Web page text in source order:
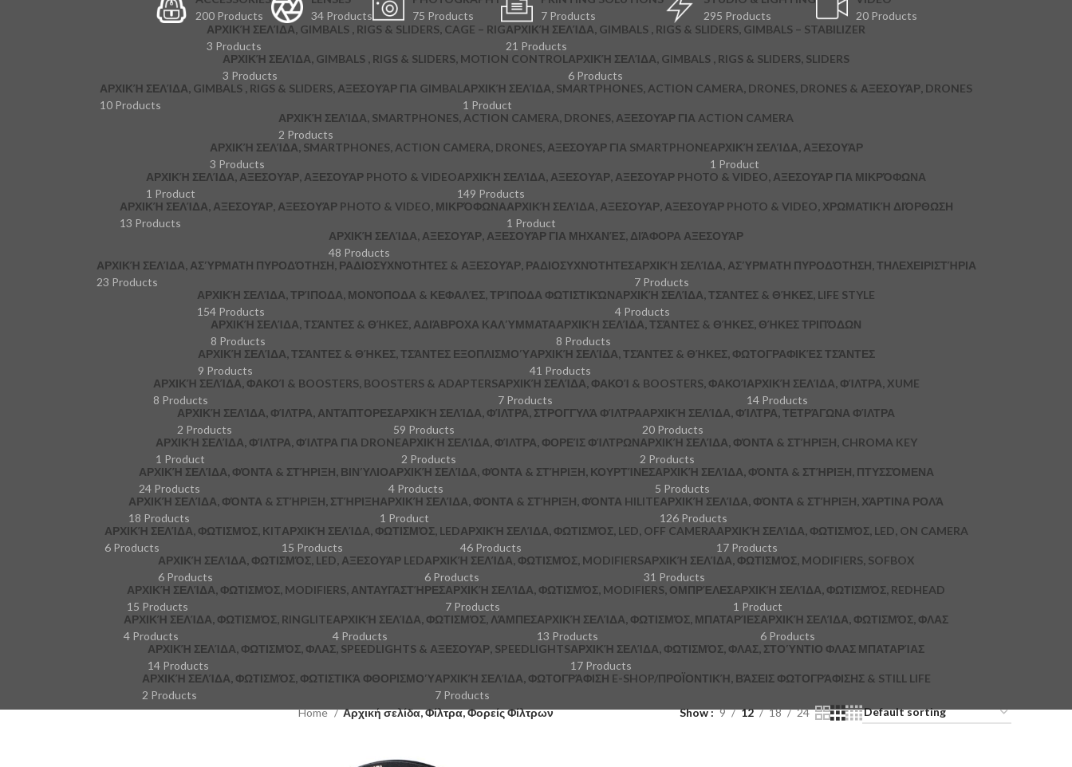
200 Products
34 Products
75 Products
7 Products
295 Products
20 Products
ΑΡΧΙΚΉ ΣΕΛΊΔΑ, GIMBALS , RIGS & SLIDERS, CAGE – RIG
3 Products
ΑΡΧΙΚΉ ΣΕΛΊΔΑ, GIMBALS , RIGS & SLIDERS, GIMBALS – STABILIZER
21 Products
ΑΡΧΙΚΉ ΣΕΛΊΔΑ, GIMBALS , RIGS & SLIDERS, MOTION CONTROL
3 Products
ΑΡΧΙΚΉ ΣΕΛΊΔΑ, GIMBALS , RIGS & SLIDERS, SLIDERS
6 Products
ΑΡΧΙΚΉ ΣΕΛΊΔΑ, GIMBALS , RIGS & SLIDERS, ΑΞΕΣΟΥΆΡ ΓΙΑ GIMBAL
10 Products
ΑΡΧΙΚΉ ΣΕΛΊΔΑ, SMARTPHONES, ACTION CAMERA, DRONES, DRONES & ΑΞΕΣΟΥΆΡ, DRONES
1 Product
ΑΡΧΙΚΉ ΣΕΛΊΔΑ, SMARTPHONES, ACTION CAMERA, DRONES, ΑΞΕΣΟΥΆΡ ΓΙΑ ACTION CAMERA
2 Products
ΑΡΧΙΚΉ ΣΕΛΊΔΑ, SMARTPHONES, ACTION CAMERA, DRONES, ΑΞΕΣΟΥΆΡ ΓΙΑ SMARTPHONE
3 Products
ΑΡΧΙΚΉ ΣΕΛΊΔΑ, ΑΞΕΣΟΥΆΡ
1 Product
ΑΡΧΙΚΉ ΣΕΛΊΔΑ, ΑΞΕΣΟΥΆΡ, ΑΞΕΣΟΥΆΡ PHOTO & VIDEO
1 Product
ΑΡΧΙΚΉ ΣΕΛΊΔΑ, ΑΞΕΣΟΥΆΡ, ΑΞΕΣΟΥΆΡ PHOTO & VIDEO, ΑΞΕΣΟΥΆΡ ΓΙΑ ΜΙΚΡΌΦΩΝΑ
149 Products
ΑΡΧΙΚΉ ΣΕΛΊΔΑ, ΑΞΕΣΟΥΆΡ, ΑΞΕΣΟΥΆΡ PHOTO & VIDEO, ΜΙΚΡΌΦΩΝΑ
13 Products
ΑΡΧΙΚΉ ΣΕΛΊΔΑ, ΑΞΕΣΟΥΆΡ, ΑΞΕΣΟΥΆΡ PHOTO & VIDEO, ΧΡΩΜΑΤΙΚΉ ΔΙΌΡΘΩΣΗ
1 Product
ΑΡΧΙΚΉ ΣΕΛΊΔΑ, ΑΞΕΣΟΥΆΡ, ΑΞΕΣΟΥΆΡ ΓΙΑ ΜΗΧΑΝΈΣ, ΔΙΆΦΟΡΑ ΑΞΕΣΟΥΆΡ
48 Products
ΑΡΧΙΚΉ ΣΕΛΊΔΑ, ΑΣΎΡΜΑΤΗ ΠΥΡΟΔΌΤΗΣΗ, ΡΑΔΙΟΣΥΧΝΌΤΗΤΕΣ & ΑΞΕΣΟΥΆΡ, ΡΑΔΙΟΣΥΧΝΌΤΗΤΕΣ
23 Products
ΑΡΧΙΚΉ ΣΕΛΊΔΑ, ΑΣΎΡΜΑΤΗ ΠΥΡΟΔΌΤΗΣΗ, ΤΗΛΕΧΕΙΡΙΣΤΉΡΙΑ
7 Products
ΑΡΧΙΚΉ ΣΕΛΊΔΑ, ΤΡΊΠΟΔΑ, ΜΟΝΌΠΟΔΑ & ΚΕΦΑΛΈΣ, ΤΡΊΠΟΔΑ ΦΩΤΙΣΤΙΚΏΝ
154 Products
ΑΡΧΙΚΉ ΣΕΛΊΔΑ, ΤΣΆΝΤΕΣ & ΘΉΚΕΣ, LIFE STYLE
4 Products
ΑΡΧΙΚΉ ΣΕΛΊΔΑ, ΤΣΆΝΤΕΣ & ΘΉΚΕΣ, ΑΔΙΆΒΡΟΧΑ ΚΑΛΎΜΜΑΤΑ
8 Products
ΑΡΧΙΚΉ ΣΕΛΊΔΑ, ΤΣΆΝΤΕΣ & ΘΉΚΕΣ, ΘΉΚΕΣ ΤΡΙΠΌΔΩΝ
8 Products
ΑΡΧΙΚΉ ΣΕΛΊΔΑ, ΤΣΆΝΤΕΣ & ΘΉΚΕΣ, ΤΣΆΝΤΕΣ ΕΞΟΠΛΙΣΜΟΎ
9 Products
ΑΡΧΙΚΉ ΣΕΛΊΔΑ, ΤΣΆΝΤΕΣ & ΘΉΚΕΣ, ΦΩΤΟΓΡΑΦΙΚΈΣ ΤΣΆΝΤΕΣ
41 Products
ΑΡΧΙΚΉ ΣΕΛΊΔΑ, ΦΑΚΟΊ & BOOSTERS, BOOSTERS & ADAPTERS
8 Products
ΑΡΧΙΚΉ ΣΕΛΊΔΑ, ΦΑΚΟΊ & BOOSTERS, ΦΑΚΟΊ
7 Products
ΑΡΧΙΚΉ ΣΕΛΊΔΑ, ΦΊΛΤΡΑ, XUME
14 Products
ΑΡΧΙΚΉ ΣΕΛΊΔΑ, ΦΊΛΤΡΑ, ΑΝΤΆΠΤΟΡΕΣ
2 Products
ΑΡΧΙΚΉ ΣΕΛΊΔΑ, ΦΊΛΤΡΑ, ΣΤΡΟΓΓΥΛΆ ΦΊΛΤΡΑ
59 Products
ΑΡΧΙΚΉ ΣΕΛΊΔΑ, ΦΊΛΤΡΑ, ΤΕΤΡΆΓΩΝΑ ΦΊΛΤΡΑ
20 Products
ΑΡΧΙΚΉ ΣΕΛΊΔΑ, ΦΊΛΤΡΑ, ΦΊΛΤΡΑ ΓΙΑ DRONE
1 Product
ΑΡΧΙΚΉ ΣΕΛΊΔΑ, ΦΊΛΤΡΑ, ΦΟΡΕΊΣ ΦΊΛΤΡΩΝ
2 Products
ΑΡΧΙΚΉ ΣΕΛΊΔΑ, ΦΌΝΤΑ & ΣΤΉΡΙΞΗ, CHROMA KEY
2 Products
ΑΡΧΙΚΉ ΣΕΛΊΔΑ, ΦΌΝΤΑ & ΣΤΉΡΙΞΗ, ΒΙΝΎΛΙΟ
24 Products
ΑΡΧΙΚΉ ΣΕΛΊΔΑ, ΦΌΝΤΑ & ΣΤΉΡΙΞΗ, ΚΟΥΡΤΊΝΕΣ
4 Products
ΑΡΧΙΚΉ ΣΕΛΊΔΑ, ΦΌΝΤΑ & ΣΤΉΡΙΞΗ, ΠΤΥΣΣΌΜΕΝΑ
5 Products
ΑΡΧΙΚΉ ΣΕΛΊΔΑ, ΦΌΝΤΑ & ΣΤΉΡΙΞΗ, ΣΤΉΡΙΞΗ
18 Products
ΑΡΧΙΚΉ ΣΕΛΊΔΑ, ΦΌΝΤΑ & ΣΤΉΡΙΞΗ, ΦΌΝΤΑ HILITE
1 Product
ΑΡΧΙΚΉ ΣΕΛΊΔΑ, ΦΌΝΤΑ & ΣΤΉΡΙΞΗ, ΧΆΡΤΙΝΑ ΡΟΛΆ
126 Products
ΑΡΧΙΚΉ ΣΕΛΊΔΑ, ΦΩΤΙΣΜΌΣ, KIT
6 Products
ΑΡΧΙΚΉ ΣΕΛΊΔΑ, ΦΩΤΙΣΜΌΣ, LED
15 Products
ΑΡΧΙΚΉ ΣΕΛΊΔΑ, ΦΩΤΙΣΜΌΣ, LED, OFF CAMERA
46 Products
ΑΡΧΙΚΉ ΣΕΛΊΔΑ, ΦΩΤΙΣΜΌΣ, LED, ON CAMERA
17 Products
ΑΡΧΙΚΉ ΣΕΛΊΔΑ, ΦΩΤΙΣΜΌΣ, LED, ΑΞΕΣΟΥΆΡ LED
6 Products
ΑΡΧΙΚΉ ΣΕΛΊΔΑ, ΦΩΤΙΣΜΌΣ, MODIFIERS
6 Products
ΑΡΧΙΚΉ ΣΕΛΊΔΑ, ΦΩΤΙΣΜΌΣ, MODIFIERS, SOFBOX
31 Products
ΑΡΧΙΚΉ ΣΕΛΊΔΑ, ΦΩΤΙΣΜΌΣ, MODIFIERS, ΑΝΤΑΥΓΑΣΤΉΡΕΣ
15 Products
ΑΡΧΙΚΉ ΣΕΛΊΔΑ, ΦΩΤΙΣΜΌΣ, MODIFIERS, ΟΜΠΡΈΛΕΣ
7 Products
ΑΡΧΙΚΉ ΣΕΛΊΔΑ, ΦΩΤΙΣΜΌΣ, REDHEAD
1 Product
ΑΡΧΙΚΉ ΣΕΛΊΔΑ, ΦΩΤΙΣΜΌΣ, RINGLITE
4 Products
ΑΡΧΙΚΉ ΣΕΛΊΔΑ, ΦΩΤΙΣΜΌΣ, ΛΆΜΠΕΣ
4 Products
ΑΡΧΙΚΉ ΣΕΛΊΔΑ, ΦΩΤΙΣΜΌΣ, ΜΠΑΤΑΡΊΕΣ
13 Products
ΑΡΧΙΚΉ ΣΕΛΊΔΑ, ΦΩΤΙΣΜΌΣ, ΦΛΑΣ
6 Products
ΑΡΧΙΚΉ ΣΕΛΊΔΑ, ΦΩΤΙΣΜΌΣ, ΦΛΑΣ, SPEEDLIGHTS & ΑΞΕΣΟΥΆΡ, SPEEDLIGHTS
14 Products
ΑΡΧΙΚΉ ΣΕΛΊΔΑ, ΦΩΤΙΣΜΌΣ, ΦΛΑΣ, ΣΤΟΎΝΤΙΟ ΦΛΑΣ ΜΠΑΤΑΡΊΑΣ
17 Products
ΑΡΧΙΚΉ ΣΕΛΊΔΑ, ΦΩΤΙΣΜΌΣ, ΦΩΤΙΣΤΙΚΆ ΦΘΟΡΙΣΜΟΎ
2 Products
ΑΡΧΙΚΉ ΣΕΛΊΔΑ, ΦΩΤΟΓΡΆΦΙΣΗ E-SHOP/ΠΡΟΪΟΝΤΙΚΉ, ΒΆΣΕΙΣ ΦΩΤΟΓΡΆΦΙΣΗΣ & STILL LIFE
7 Products
Home
Αρχική σελίδα, Φίλτρα, Φορείς Φίλτρων Show 9 12 18 24